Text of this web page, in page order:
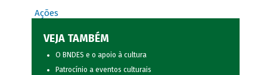
Ações
VEJA TAMBÉM
O BNDES e o apoio à cultura
Patrocínio a eventos culturais